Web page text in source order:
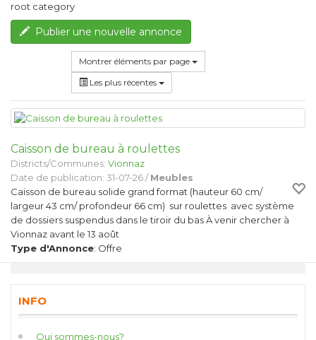
root category
Publier une nouvelle annonce
Montrer éléments par page
Les plus récentes
Caisson de bureau à roulettes
Districts/Communes: Vionnaz
Date de publication: 31-07-26 /Meubles
Caisson de bureau solide grand format (hauteur 60 cm/
largeur 43 cm/ profondeur 66 cm) sur roulettes avec système
de dossiers suspendus dans le tiroir du bas À venir chercher à
Vionnaz avant le 13 août
Type d'Annonce: Offre
INFO
Qui sommes-nous?